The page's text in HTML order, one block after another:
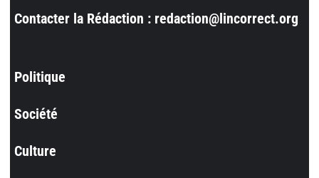
Contacter la Rédaction : redaction@lincorrect.org
Politique
Société
Culture